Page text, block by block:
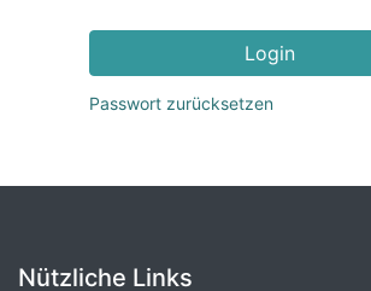
Login
Passwort zurücksetzen
Nützliche Links